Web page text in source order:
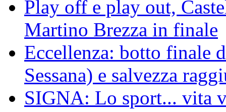
Play off e play out,
Martino Brezza in finale
Eccellenza: botto finale
Sessana) e salvezza
SIGNA: Lo sport... vita